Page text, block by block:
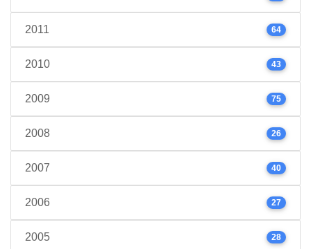
2011 64
2010 43
2009 75
2008 26
2007 40
2006 27
2005 28